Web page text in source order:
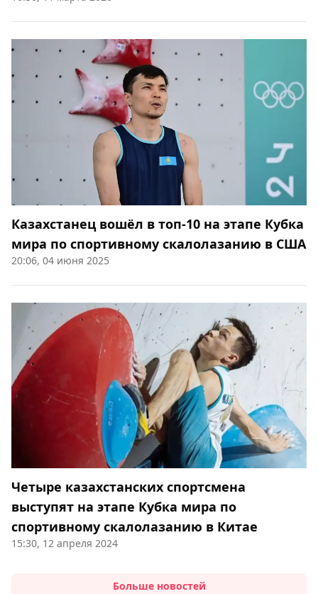
Казахстанец вошёл в топ-10 на этапе Кубка
мира по спортивному скалолазанию в США
20:06, 04 июня 2025
Четыре казахстанских спортсмена
выступят на этапе Кубка мира по
спортивному скалолазанию в Китае
15:30, 12 апреля 2024
Больше новостей